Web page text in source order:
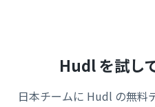
Hudl を試し
日本チームに Hudl の無料